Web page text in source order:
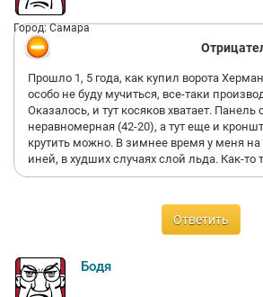
Город: Самара
Прошло 1, 5 года, как купил ворота
особо не буду мучиться, все-таки
Оказалось, и тут косяков хватает. Панель
неравномерная (42-20), а тут еще и
крутить можно. В зимнее время у меня на
иней, в худших случаях слой льда. Как-то
Ответить
Бодя